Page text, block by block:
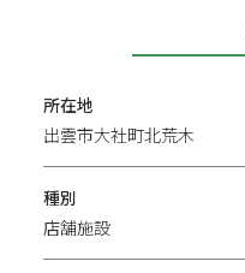
所在地
出雲市大社町北荒木
種別
店舗施設